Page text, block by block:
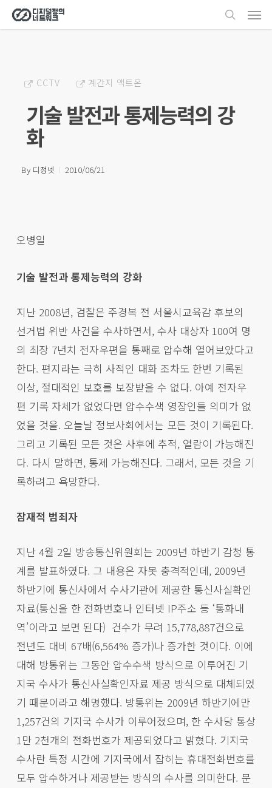
Skip
to
search
CCTV 계간지 액트온
기술 발전과 통제능력의 강
화
By 디정넷 2010/06/21
오병일
기술 발전과 통제능력의 강화
지난 2008년, 검찰은 주경복 전 서울시교육감 후보의
선거법 위반 사건을 수사하면서, 수사 대상자 100여 명
의 최장 7년치 전자우편을 통째로 압수해 열어보았다고
한다. 편지라는 극히 사적인 대화 조차도 한번 기록된
이상, 절대적인 보호를 보장받을 수 없다. 아예 전자우
편 기록 자체가 없었다면 압수수색 영장인들 의미가 없
었을 것을. 오늘날 정보사회에서는 모든 것이 기록된다.
그리고 기록된 모든 것은 사후에 추적, 열람이 가능해진
다. 다시 말하면, 통제 가능해진다. 그래서, 모든 것을 기
록하려고 욕망한다.
잠재적 범죄자
지난 4월 2일 방송통신위원회는 2009년 하반기 감청 통
계를 발표하였다. 그 내용은 자못 충격적인데, 2009년
하반기에 통신사에서 수사기관에 제공한 통신사실확인
자료(통신을 한 전화번호나 인터넷 IP주소 등 ‘통화내
역’이라고 보면 된다) 건수가 무려 15,778,887건으로
전년도 대비 67배(6,564% 증가)나 증가한 것이다. 이에
대해 방통위는 그동안 압수수색 방식으로 이루어진 기
지국 수사가 통신사실확인자료 제공 방식으로 대체되었
기 때문이라고 해명했다. 방통위는 2009년 하반기에만
1,257건의 기지국 수사가 이루어졌으며, 한 수사당 통상
1만 2천개의 전화번호가 제공되었다고 밝혔다. 기지국
수사란 특정 시간에 기지국에서 잡히는 휴대전화번호를
모두 압수하거나 제공받는 방식의 수사를 의미한다. 문